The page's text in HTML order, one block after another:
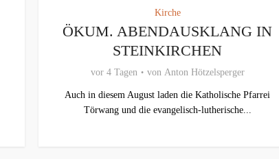
Kirche
ÖKUM. ABENDAUSKLANG IN
STEINKIRCHEN
vor 4 Tagen von Anton Hötzelsperger
Auch in diesem August laden die Katholische Pfarrei
Törwang und die evangelisch‑lutherische...